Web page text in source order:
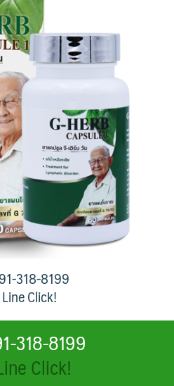
318-8199
Click!
318-8199
Click!